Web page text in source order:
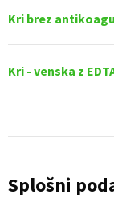
Kri brez
Kri - venska z
Splošni